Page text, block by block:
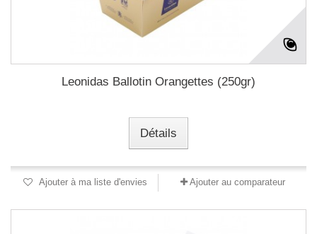
Leonidas Ballotin Orangettes (250gr)
Détails
Ajouter à ma liste d'envies Ajouter au comparateur